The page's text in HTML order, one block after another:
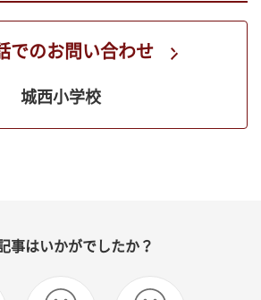
でのお問い合わせ
城西小学校
事はいかがでしたか？